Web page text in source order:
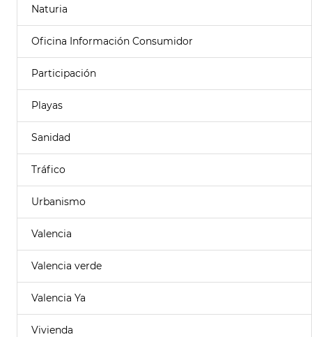
Naturia
Oficina Información Consumidor
Participación
Playas
Sanidad
Tráfico
Urbanismo
Valencia
Valencia verde
Valencia Ya
Vivienda